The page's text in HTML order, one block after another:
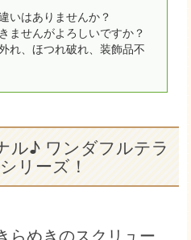
いはありませんか？
ませんがよろしいですか？
れ、ほつれ破れ、装飾品不
ル♪ ワンダフルテラ
リーズ！
らめきのスクリュー